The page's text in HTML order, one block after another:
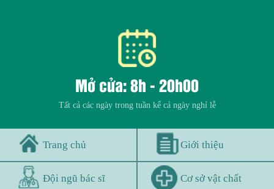
Mở cửa: 8h - 20h00
Tất cả các ngày trong tuần kể cả ngày nghỉ lễ
Trang chủ Giới thiệu
Đội ngũ bác sĩ Cơ sở vật chất